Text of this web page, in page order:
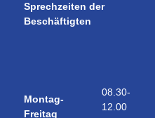
Sprechzeiten der
Beschäftigten
Montag-
Freitag
08.30-
12.00